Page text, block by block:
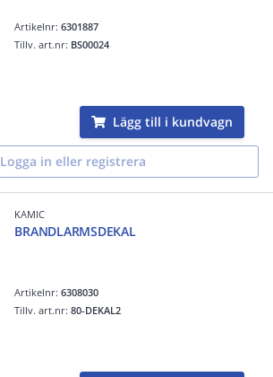
Artikelnr:6301887
Tillv. art.nr: BS00024
Lägg till i kundvagn
Logga in eller registrera
KAMIC
BRANDLARMSDEKAL
Artikelnr:6308030
Tillv. art.nr:80-DEKAL2